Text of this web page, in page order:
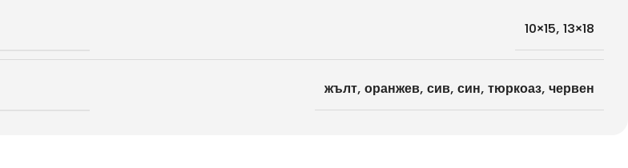
10×15, 13×18
жълт, оранжев, сив, син, тюркоаз, червен